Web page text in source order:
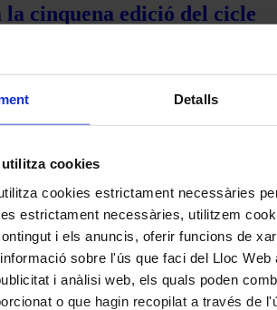
Detalls
cookies
cookies estrictament necessàries
estrictament necessàries, utilitzem
i els anuncis, oferir funcions de
sobre l'ús que faci del Lloc Web
i anàlisi web, els quals poden
o que hagin recopilat a través de
la cinquena edició del cicle
publicació
cicles de concerts col·laboradors